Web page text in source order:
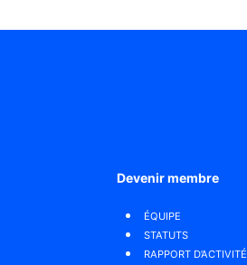
Devenir membre
ÉQUIPE
STATUTS
RAPPORT D’ACTIVITÉ